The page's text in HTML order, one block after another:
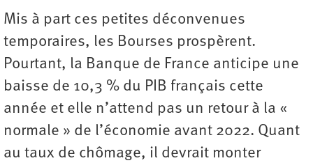
Mis à part ces petites déconvenues
temporaires, les Bourses prospèrent.
Pourtant, la Banque de France anticipe une
baisse de 10,3 % du PIB français cette
année et elle n’attend pas un retour à la «
normale » de l’économie avant 2022. Quant
au taux de chômage, il devrait monter